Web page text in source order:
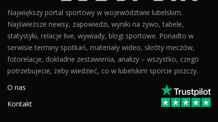
Największy portal sportowy w województwie lubelskim.
Najświeższe newsy, zapowiedzi, wyniki na żywo, tabele,
statystyki, relacje live, wywiady, blogi sportowe. Ponadto w
serwisie terminy spotkań, materiały wideo, skróty meczów,
fotorelacje, dokładne zestawienia, analizy – wszystko, czego
potrzebujecie, żeby wiedzieć, co w lubelskim sporcie piszczy.
O nas
Kontakt